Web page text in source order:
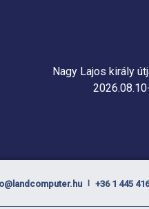
Nagy Lajos király
+36 1 445